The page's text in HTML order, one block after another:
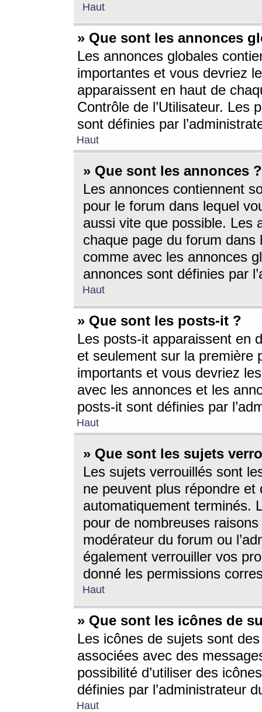
Haut
» Que sont les annonces
Les annonces globales
importantes et vous devriez
apparaissent en haut de
Contrôle de l’Utilisateur. Les
sont définies par
Haut
» Que sont les annonces ?
Les annonces contiennent
pour le forum dans lequel
aussi vite que possible. Les
chaque page du forum dans
comme avec les annonces
annonces sont définies par
Haut
» Que sont les posts-it ?
Les posts-it apparaissent en
et seulement sur la première
importants et vous devriez
avec les annonces et les
posts-it sont définies par
Haut
» Que sont les sujets
Les sujets verrouillés sont
ne peuvent plus répondre
automatiquement terminés.
pour de nombreuses
modérateur du forum ou
également verrouiller vos
donné les permissions
Haut
» Que sont les icônes de
Les icônes de sujets sont
associées avec des
possibilité d’utiliser des
définies par l’administrateur
Haut